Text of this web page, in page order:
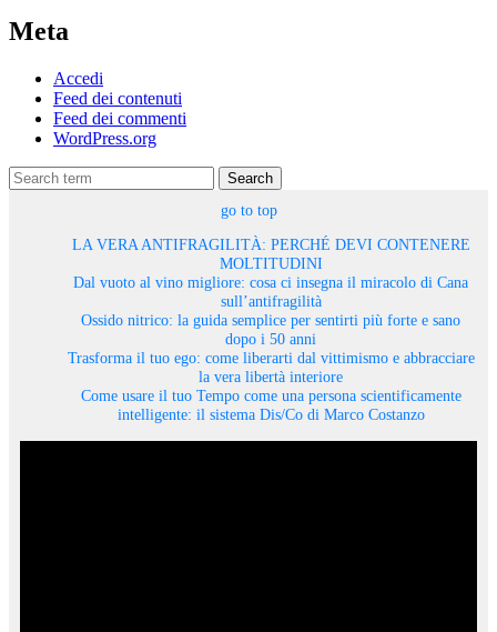
Meta
Accedi
Feed dei contenuti
Feed dei commenti
WordPress.org
Search
go to top
LA VERA ANTIFRAGILITÀ: PERCHÉ DEVI CONTENERE
MOLTITUDINI
Dal vuoto al vino migliore: cosa ci insegna il miracolo di Cana
sull’antifragilità
Ossido nitrico: la guida semplice per sentirti più forte e sano
dopo i 50 anni
Trasforma il tuo ego: come liberarti dal vittimismo e abbracciare
la vera libertà interiore
Come usare il tuo Tempo come una persona scientificamente
intelligente: il sistema Dis/Co di Marco Costanzo